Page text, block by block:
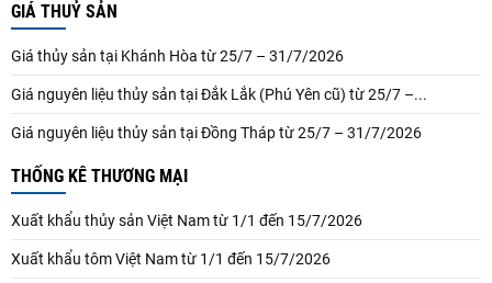
GIÁ THUỶ SẢN
Giá thủy sản tại Khánh Hòa từ 25/7 – 31/7/2026
Giá nguyên liệu thủy sản tại Đắk Lắk (Phú Yên cũ) từ 25/7 –...
Giá nguyên liệu thủy sản tại Đồng Tháp từ 25/7 – 31/7/2026
THỐNG KÊ THƯƠNG MẠI
Xuất khẩu thủy sản Việt Nam từ 1/1 đến 15/7/2026
Xuất khẩu tôm Việt Nam từ 1/1 đến 15/7/2026